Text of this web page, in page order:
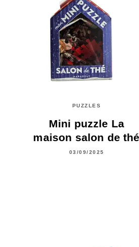
PUZZLES
Mini puzzle La
maison salon de thé
03/09/2025